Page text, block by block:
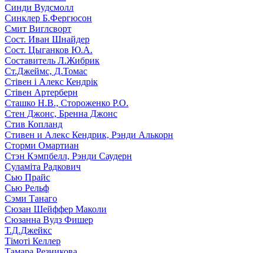
Синди Вудсмолл
Синклер Б.Фергюсон
Смит Виглсворт
Сост. Иван Шнайдер
Сост. Цыганков Ю.А.
Составитель Л.Жибрик
Ст.Джеймс, Д.Томас
Стівен і Алекс Кендрік
Стівен Артерберн
Сташко Н.В., Стороженко Р.О.
Стен Джонс, Бренна Джонс
Стив Копланд
Стивен и Алекс Кендрик, Рэнди Алькорн
Сторми Омартиан
Стэн Кэмпбелл, Рэнди Саудерн
Суламіта Радкович
Сью Прайс
Сью Рельф
Сэми Танаго
Сюзан Шейффер Маколи
Сюзанна Вудз Фишер
Т.Д.Джейкс
Тімоті Келлер